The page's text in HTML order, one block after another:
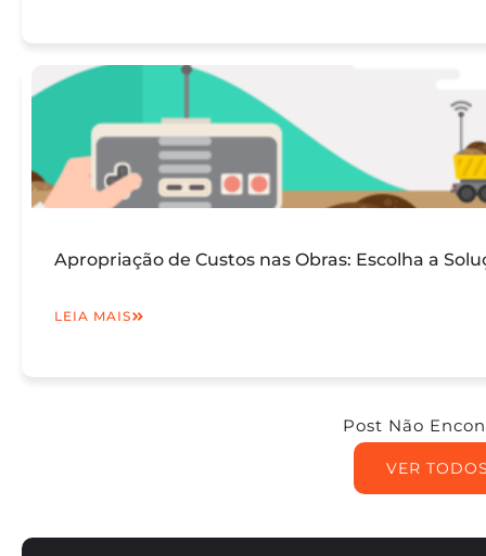
Apropriação de Custos nas Obras: Escolha a
LEIA MAIS
Post Não
VER